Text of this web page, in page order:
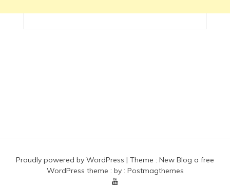
Proudly powered by WordPress | Theme : New Blog a free
WordPress theme : by : Postmagthemes